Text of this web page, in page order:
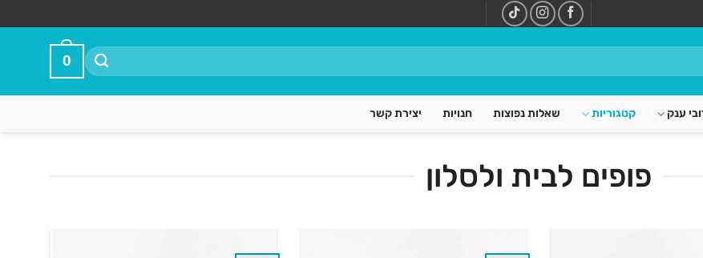
0
ענק קטגוריות שאלות נפוצות חנויות יצירת קשר
פופים לבית ולסלון